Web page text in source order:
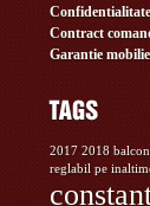
Contract
Garantie
2017 2018 balcon
reglabil pe